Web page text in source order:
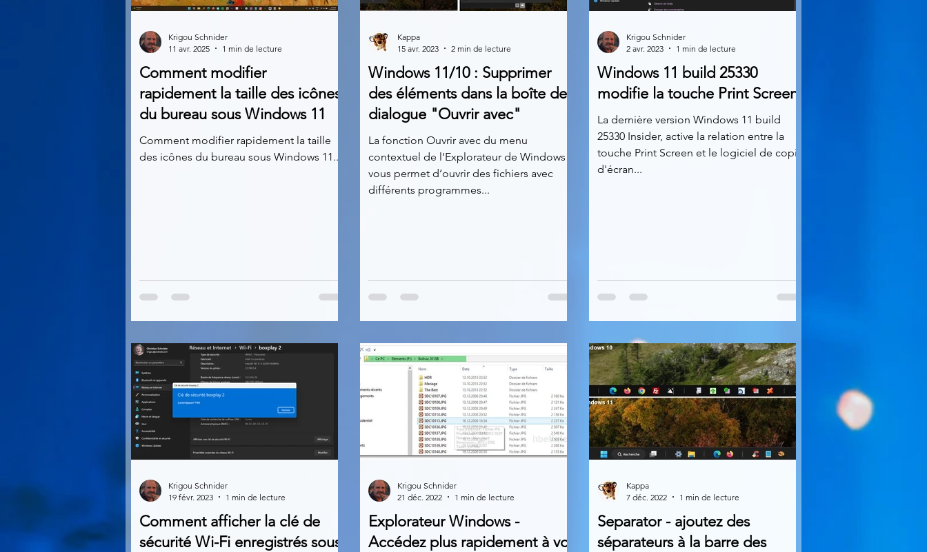
Multimedia Navigateurs Nirsoft Occupation disque
Photographie Réseaux Réseaux sociaux Sécurité Services en ligne
Logiciels les plus recherchés
Comment modifier
rapidement la taille des icônes
du bureau sous Windows 11
Comment modifier rapidement la taille
des icônes du bureau sous Windows 11...
Krigou Schnider
11 avr. 2025
1 min de lecture
Windows 11/10 : Supprimer
des éléments dans la boîte de
dialogue "Ouvrir avec"
La fonction Ouvrir avec du menu
contextuel de l'Explorateur de Windows
vous permet d‘ouvrir des fichiers avec
différents programmes...
Kappa
15 avr. 2023
2 min de lecture
Windows 11 build 25330
modifie la touche Print Screen
La dernière version Windows 11 build
25330 Insider, active la relation entre la
touche Print Screen et le logiciel de copie
d'écran...
Krigou Schnider
2 avr. 2023
1 min de lecture
Comment afficher la clé de
sécurité Wi-Fi enregistrés sous
Krigou Schnider
19 févr. 2023
1 min de lecture
Explorateur Windows -
Accédez plus rapidement à vos
Krigou Schnider
21 déc. 2022
1 min de lecture
Separator - ajoutez des
séparateurs à la barre des
Kappa
7 déc. 2022
1 min de lecture